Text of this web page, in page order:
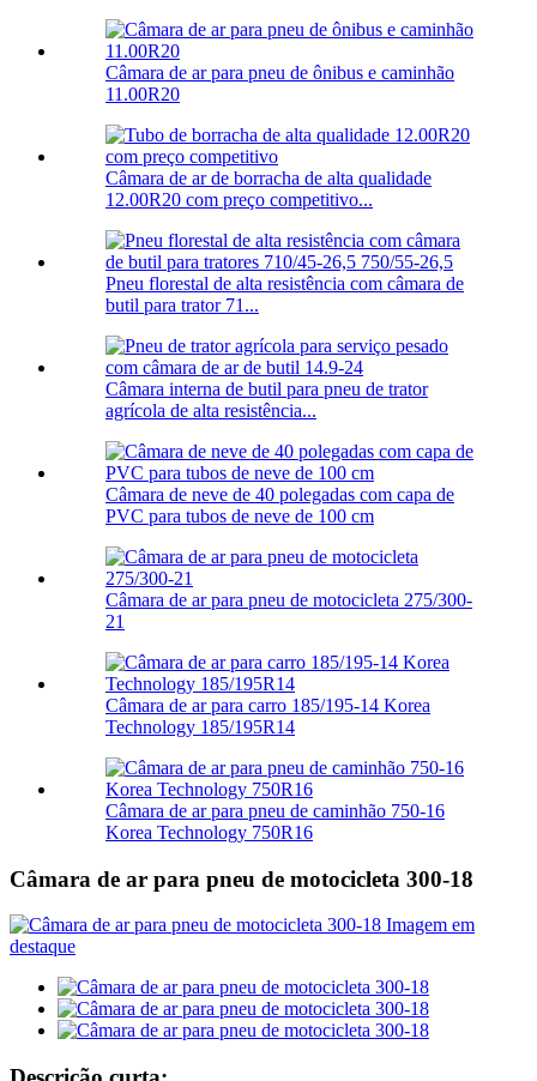
Câmara de ar para pneu de ônibus e caminhão
11.00R20
Câmara de ar de borracha de alta qualidade
12.00R20 com preço competitivo...
Pneu florestal de alta resistência com câmara de
butil para trator 71...
Câmara interna de butil para pneu de trator
agrícola de alta resistência...
Câmara de neve de 40 polegadas com capa de
PVC para tubos de neve de 100 cm
Câmara de ar para pneu de motocicleta 275/300-
21
Câmara de ar para carro 185/195-14 Korea
Technology 185/195R14
Câmara de ar para pneu de caminhão 750-16
Korea Technology 750R16
Câmara de ar para pneu de motocicleta 300-18